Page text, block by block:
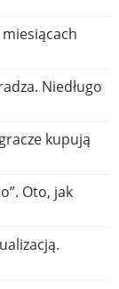
Niedługo
kupują
Oto, jak